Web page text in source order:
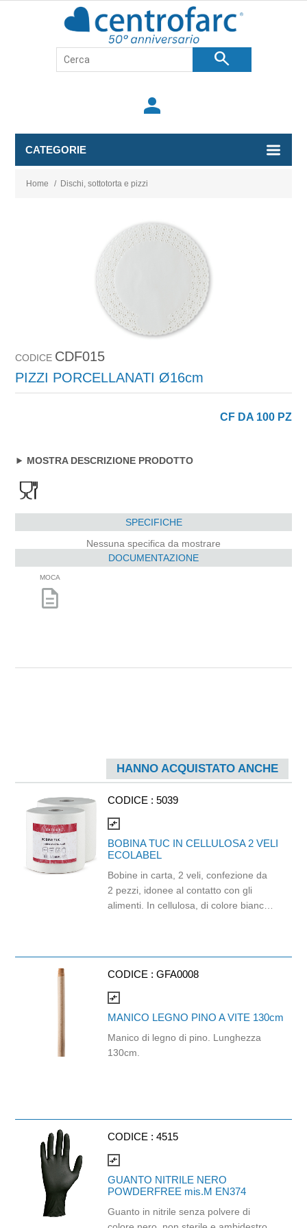
search
person
CATEGORIE
Home / Dischi, sottotorta e pizzi
CODICE CDF015
PIZZI PORCELLANATI Ø16cm
CF DA 100 PZ
MOSTRA DESCRIZIONE PRODOTTO
SPECIFICHE
Nessuna specifica da mostrare
DOCUMENTAZIONE
MOCA
description
HANNO ACQUISTATO ANCHE
CODICE : 5039
compare_arrows
BOBINA TUC IN CELLULOSA 2 VELI
ECOLABEL
Bobine in carta, 2 veli, confezione da
2 pezzi, idonee al contatto con gli
alimenti. In cellulosa, di colore bianco
CODICE : GFA0008
compare_arrows
MANICO LEGNO PINO A VITE 130cm
Manico di legno di pino. Lunghezza
130cm.
CODICE : 4515
compare_arrows
GUANTO NITRILE NERO
POWDERFREE mis.M EN374
Guanto in nitrile senza polvere di